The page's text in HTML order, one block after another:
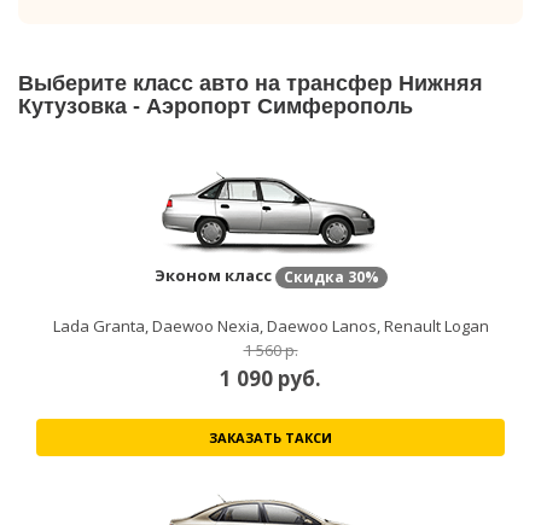
Выберите класс авто на трансфер Нижняя
Кутузовка - Аэропорт Симферополь
Эконом класс Скидка 30%
Lada Granta, Daewoo Nexia, Daewoo Lanos, Renault Logan
1 560 р.
1 090 руб.
ЗАКАЗАТЬ ТАКСИ